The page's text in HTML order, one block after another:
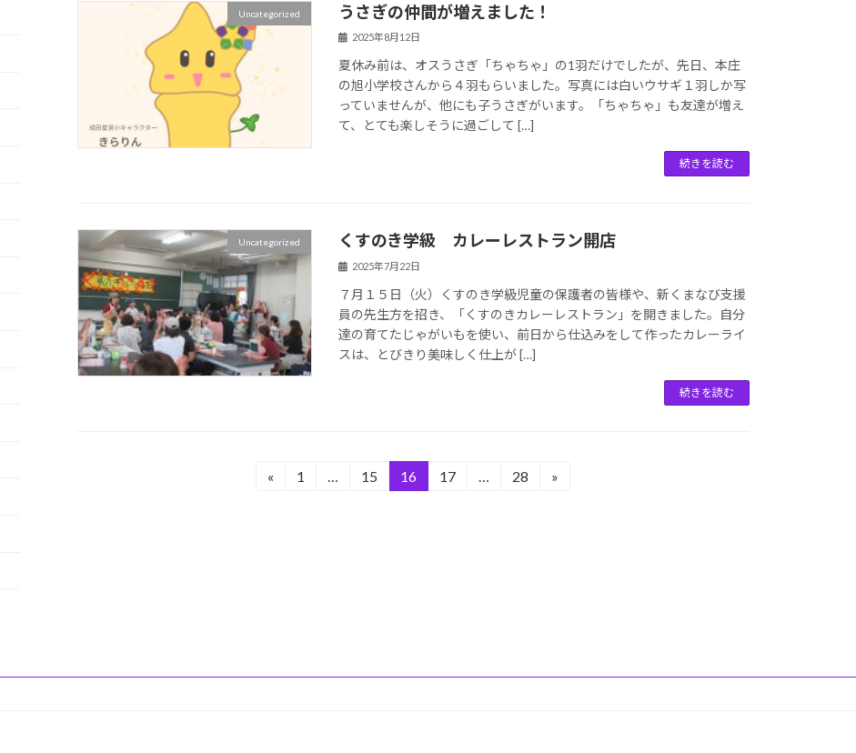
Uncategorized うさぎの仲間が増えました！
2025年8月12日
夏休み前は、オスうさぎ「ちゃちゃ」の1羽だけでしたが、先日、本庄
の旭小学校さんから４羽もらいました。写真には白いウサギ１羽しか写
っていませんが、他にも子うさぎがいます。「ちゃちゃ」も友達が増え
て、とても楽しそうに過ごして […]
続きを読む
Uncategorized くすのき学級 カレーレストラン開店
2025年7月22日
７月１５日（火）くすのき学級児童の保護者の皆様や、新くまなび支援
員の先生方を招き、「くすのきカレーレストラン」を開きました。自分
達の育てたじゃがいもを使い、前日から仕込みをして作ったカレーライ
スは、とびきり美味しく仕上が […]
続きを読む
«
固
1 …
固
15
固
16
固
17 …
固
28 »